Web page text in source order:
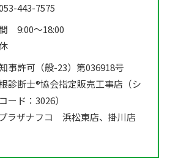
443-7575
9:00〜18:00
事許可（般-23）第036918号
診断士®️協会指定販売工事店（シ
ード：3026）
ラザナフコ 浜松東店、掛川店